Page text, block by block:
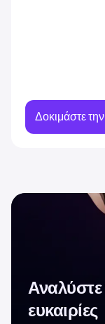
Δοκιμάστε
Αναλύστε
ευκαιρίες